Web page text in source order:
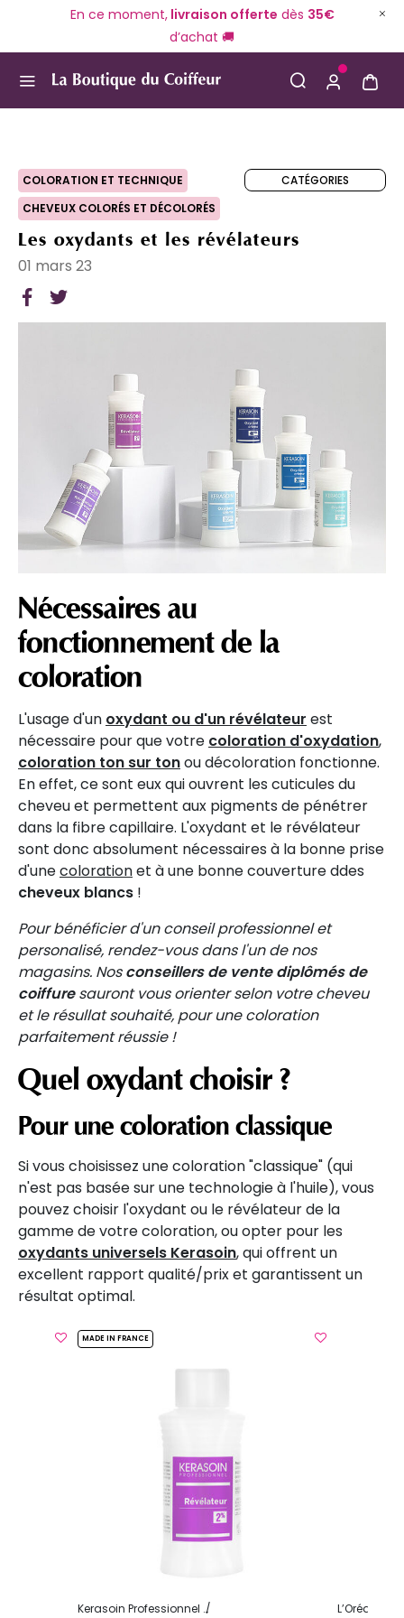
En ce moment,livraison offerte dès 35€
d’achat 🚚
CATÉGORIES
COLORATION ET TECHNIQUE
CHEVEUX COLORÉS ET DÉCOLORÉS
Les oxydants et les révélateurs
01 mars 23
Nécessaires au
fonctionnement de la
coloration
L'usage d'un oxydant ou d'un révélateur est
nécessaire pour que votre coloration d'oxydation,
coloration ton sur tonou décoloration fonctionne.
En effet, ce sont eux qui ouvrent les cuticules du
cheveu et permettent aux pigments de pénétrer
dans la fibre capillaire. L'oxydant et le révélateur
sont donc absolument nécessaires à la bonne prise
d'unecolorationet à une bonne couverture ddes
cheveux blancs !
Pour bénéficier d'un conseil professionnel et
personalisé, rendez-vous dans l'un de nos
magasins. Nosconseillers de vente diplômés de
coiffuresauront vous orienter selon votre cheveu
et le résullat souhaité, pour une coloration
parfaitement réussie !
Quel oxydant choisir ?
Pour une coloration classique
Si vous choisissez une coloration "classique" (qui
n'est pas basée sur une technologie à l'huile), vous
pouvez choisir l'oxydant ou le révélateur de la
gamme de votre coloration, ou opter pour les
oxydants universels Kerasoin, qui offrent un
excellent rapport qualité/prix et garantissent un
résultat optimal.
et Technique Oxydant et révélateur
MADE IN FRANCE
Kerasoin Professionnel Coloration et Technique Oxydant